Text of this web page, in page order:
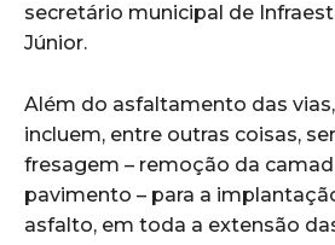
secretário municipal de
Júnior.
Além do asfaltamento das
incluem, entre outras coisas,
fresagem – remoção da
pavimento – para a
asfalto, em toda a extensão